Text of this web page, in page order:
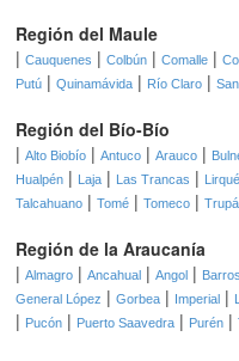
Región del Maule
| Cauquenes | Colbún | Comalle |
Putú | Quinamávida | Río Claro |
Región del Bío-Bío
| Alto Biobío | Antuco | Arauco |
Hualpén | Laja | Las Trancas |
Talcahuano | Tomé | Tomeco |
Región de la Araucanía
| Almagro | Ancahual | Angol |
General López | Gorbea | Imperial |
| Pucón | Puerto Saavedra | Purén |